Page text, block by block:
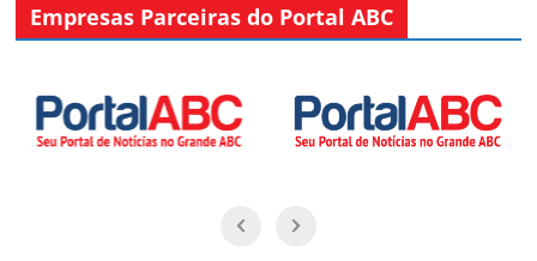
Empresas Parceiras do Portal ABC